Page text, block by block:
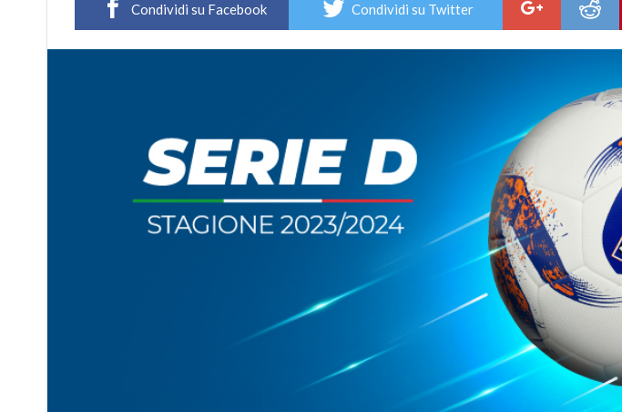
Condividi su Facebook Condividi su Twitter